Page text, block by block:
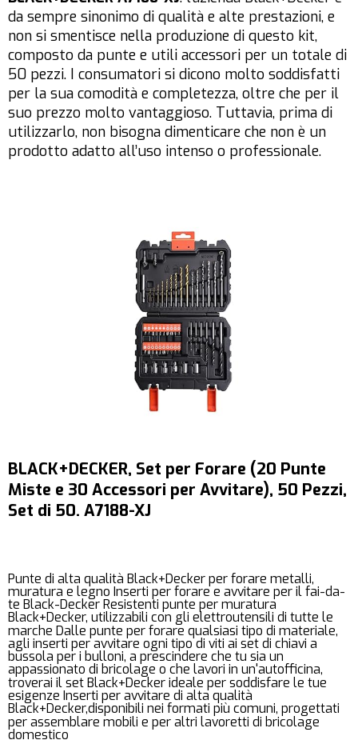
da sempre sinonimo di qualità e alte prestazioni, e
non si smentisce nella produzione di questo kit,
composto da punte e utili accessori per un totale di
50 pezzi. I consumatori si dicono molto soddisfatti
per la sua comodità e completezza, oltre che per il
suo prezzo molto vantaggioso. Tuttavia, prima di
utilizzarlo, non bisogna dimenticare che non è un
prodotto adatto all’uso intenso o professionale.
BLACK+DECKER, Set per Forare (20 Punte
Miste e 30 Accessori per Avvitare), 50 Pezzi,
Set di 50. A7188-XJ
Punte di alta qualità Black+Decker per forare metalli,
muratura e legno Inserti per forare e avvitare per il fai-da-
te Black-Decker Resistenti punte per muratura
Black+Decker, utilizzabili con gli elettroutensili di tutte le
marche Dalle punte per forare qualsiasi tipo di materiale,
agli inserti per avvitare ogni tipo di viti ai set di chiavi a
bussola per i bulloni, a prescindere che tu sia un
appassionato di bricolage o che lavori in un'autofficina,
troverai il set Black+Decker ideale per soddisfare le tue
esigenze Inserti per avvitare di alta qualità
Black+Decker,disponibili nei formati più comuni, progettati
per assemblare mobili e per altri lavoretti di bricolage
domestico